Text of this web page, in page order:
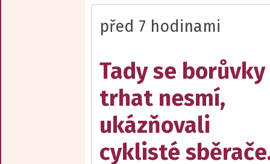
před 7 hodinami
Tady se borůvky
trhat nesmí,
ukázňovali
cyklisté